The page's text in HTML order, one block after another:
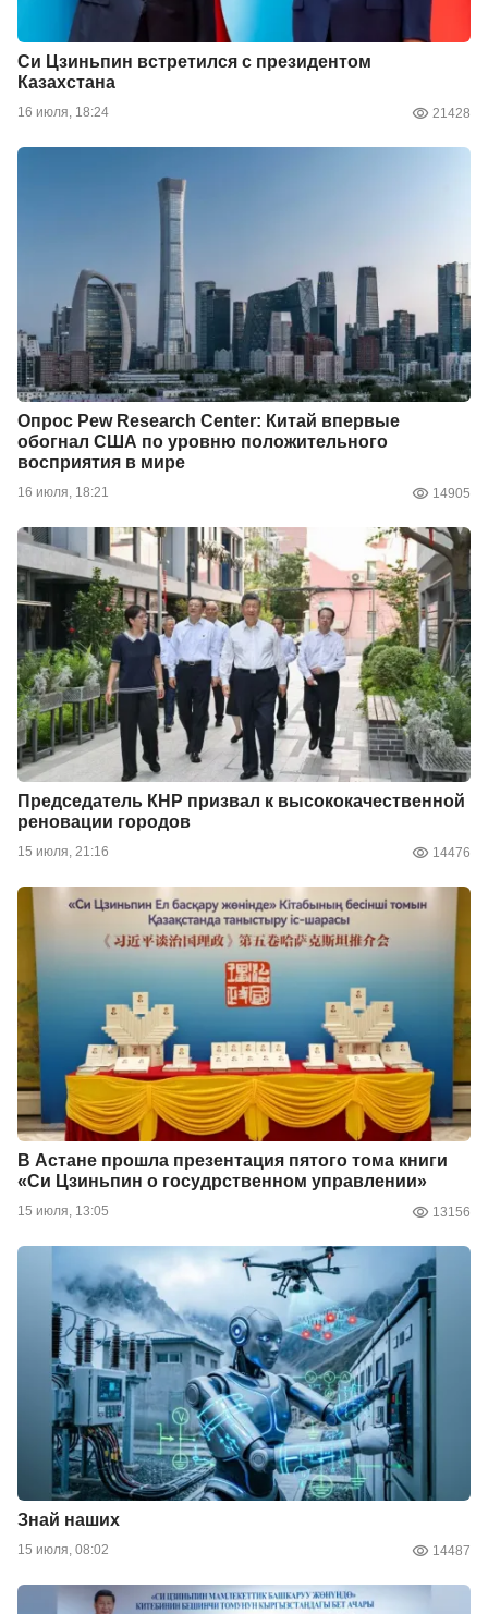
Си Цзиньпин встретился с президентом
Казахстана
16 июля, 18:24 21428
Опрос Pew Research Center: Китай впервые
обогнал США по уровню положительного
восприятия в мире
16 июля, 18:21 14905
Председатель КНР призвал к высококачественной
реновации городов
15 июля, 21:16 14476
В Астане прошла презентация пятого тома книги
«Си Цзиньпин о госудрственном управлении»
15 июля, 13:05 13156
Знай наших
15 июля, 08:02 14487